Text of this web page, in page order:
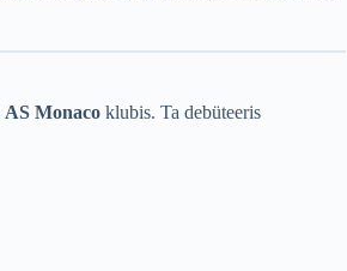
AS Monaco klubis. Ta debüteeris